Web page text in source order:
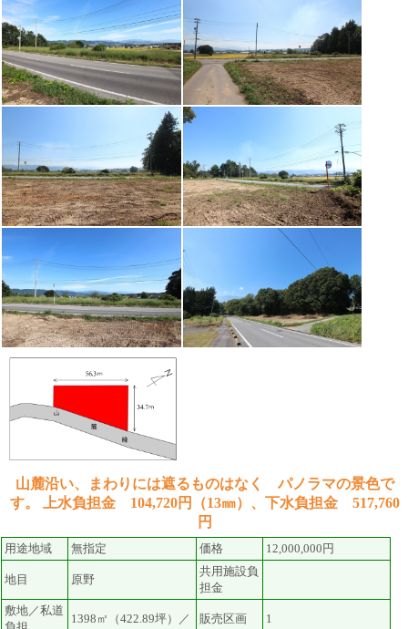
山麓沿い、まわりには遮るものはなく パノラマの景色で
す。 上水負担金 104,720円（13㎜）、下水負担金 517,760
円
用途地域 無指定 価格 12,000,000円
地目 原野
共用施設負
担金
敷地／私道
1398㎡（422.89坪）／ 販売区画 1